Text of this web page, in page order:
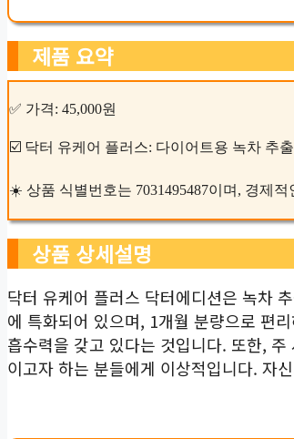
제품 요약
✅ 가격: 45,000원
☑️ 닥터 유케어 플러스: 다이어트용 녹차 추
☀️ 상품 식별번호는 7031495487이며, 경제
상품 상세설명
닥터 유케어 플러스 닥터에디션은 녹차
에 특화되어 있으며, 1개월 분량으로 편
흡수력을 갖고 있다는 것입니다. 또한,
이고자 하는 분들에게 이상적입니다. 자